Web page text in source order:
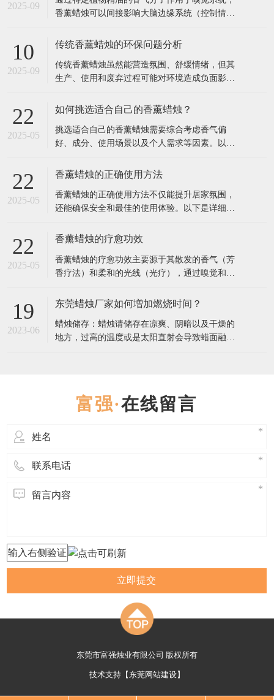
2025-09
香薰蜡烛可以间接影响大脑边缘系统（控制情
提升专注力等。以下是具体关联和科学依据： 1.
脑的直接连接： 气味分子通过鼻腔刺激嗅觉神
经，直接传递到大脑的杏仁核（
10
2025-09
传统香薰蜡烛的环保问题分析
传统香薰蜡烛虽然能营造氛围、舒缓情绪，但其
生产、使用和废弃过程可能对环境造成负面影
染：石蜡与合成添加剂 （1）石蜡的石油依赖性
Wax），这是石油精炼的副产品，属于不可再生
资源。 燃烧
22
2025-05
如何挑选适合自己的香薰蜡烛？
挑选适合自己的香薰蜡烛需要综合考虑香气偏
好、成分、使用场景以及个人需求等因素。以下
烛： 1. 确定香调偏好 香薰蜡烛的香调通常分为几
茉莉、薰衣草）：舒缓情绪，适合放松或睡前使
用。 果香调（如柑橘、莓果、桃
22
2025-05
香薰蜡烛的正确使用方法
香薰蜡烛的正确使用方法不仅能提升居家氛围，
还能确保安全和最佳的使用体验。以下是详细步
次使用前，用烛芯剪将烛芯修剪至5毫米左右（过
点燃前都检查烛芯长度，保持清洁。 选择合适的
环境 放置在平坦、防火
22
2025-05
香薰蜡烛的疗愈功效
香薰蜡烛的疗愈功效主要源于其散发的香气（芳
香疗法）和柔和的光线（光疗），通过嗅觉和视
型蜡烛的疗愈作用及科学依据： 一、香气疗愈：
质醇（压力激素）水平，缓解焦虑，改善失眠
（研究发表于《Journal
19
2023-06
东莞蜡烛厂家如何増加燃烧时间？
蜡烛储存：蜡烛请储存在凉爽、阴暗以及干燥的
地方，过高的温度或是太阳直射会导致蜡面融
周围的蜡均匀受热，表面完全
在线留言
立即提交
东莞市富强烛业有限公司 版权所有
技术支持【 东莞网站建设】